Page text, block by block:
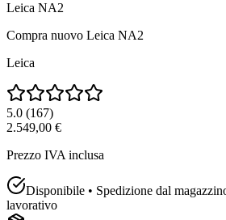
Leica NA2
Compra nuovo Leica NA2
Leica
5.0 (167)
2.549,00 €
Prezzo IVA inclusa
Disponibile • Spedizione dal
lavorativo